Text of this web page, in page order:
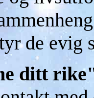
de evig
ditt